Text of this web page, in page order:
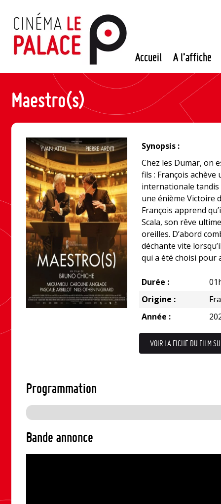
contenu
Accueil A l’affiche
Maestro(s)
Synopsis :
Chez les Dumar, on
fils : François
internationale
une énième Victoire
François apprend
Scala, son rêve
oreilles. D’abord
déchante vite
qui a été choisi pour
Durée :
Origine :
Année :
VOIR LA FICHE DU FILM
Programmation
Bande annonce